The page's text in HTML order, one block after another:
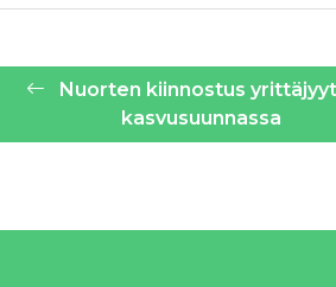
Nuorten kiinnostus
kasvusuunnassa